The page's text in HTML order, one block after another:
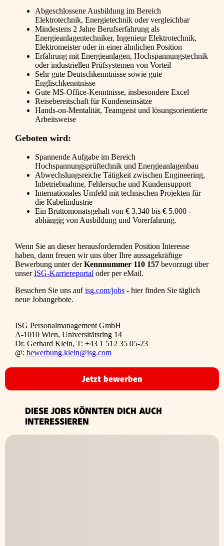
Abgeschlossene Ausbildung im Bereich
Elektrotechnik, Energietechnik oder vergleichbar
Mindestens 2 Jahre Berufserfahrung als
Energieanlagentechniker, Ingenieur Elektrotechnik,
Elektromeister oder in einer ähnlichen Position
Erfahrung mit Energieanlagen, Hochspannungstechnik
oder industriellen Prüfsystemen von Vorteil
Sehr gute Deutschkenntnisse sowie gute
Englischkenntnisse
Gute MS-Office-Kenntnisse, insbesondere Excel
Reisebereitschaft für Kundeneinsätze
Hands-on-Mentalität, Teamgeist und lösungsorientierte
Arbeitsweise
Geboten wird:
Spannende Aufgabe im Bereich
Hochspannungsprüftechnik und Energieanlagenbau
Abwechslungsreiche Tätigkeit zwischen Engineering,
Inbetriebnahme, Fehlersuche und Kundensupport
Internationales Umfeld mit technischen Projekten für
die Kabelindustrie
Ein Bruttomonatsgehalt von € 3.340 bis € 5.000 -
abhängig von Ausbildung und Vorerfahrung.
Wenn Sie an dieser herausfordernden Position Interesse
haben, dann freuen wir uns über Ihre aussagekräftige
Bewerbung unter derKennnummer 110 157 bevorzugt über
unserISG-Karriereportal oder per eMail.
Besuchen Sie uns aufisg.com/jobs - hier finden Sie täglich
neue Jobangebote.
ISG Personalmanagement GmbH
A-1010 Wien, Universitätsring 14
Dr. Gerhard Klein, T: +43 1 512 35 05-23
@: bewerbung.klein@isg.com
Jetzt bewerben
DIESE JOBS KÖNNTEN DICH AUCH
INTERESSIEREN